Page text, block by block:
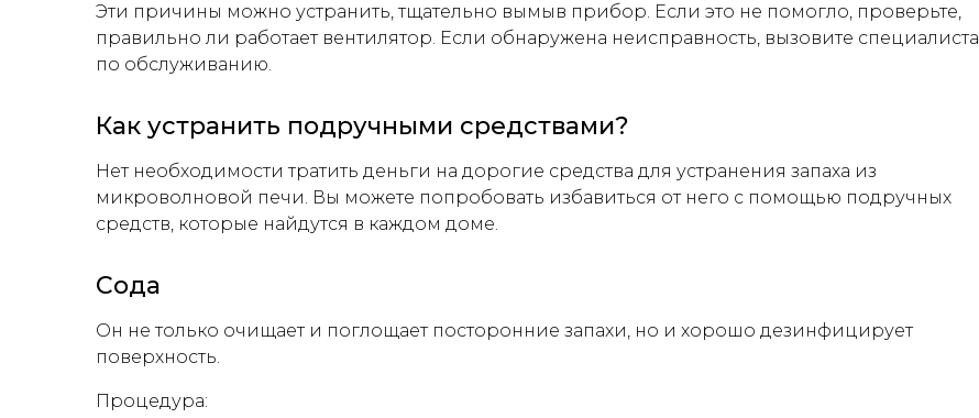
Эти причины можно устранить, тщательно вымыв прибор. Если это не помогло, проверьте,
правильно ли работает вентилятор. Если обнаружена неисправность, вызовите специалиста
по обслуживанию.
Как устранить подручными средствами?
Нет необходимости тратить деньги на дорогие средства для устранения запаха из
микроволновой печи. Вы можете попробовать избавиться от него с помощью подручных
средств, которые найдутся в каждом доме.
Сода
Он не только очищает и поглощает посторонние запахи, но и хорошо дезинфицирует
поверхность.
Процедура: